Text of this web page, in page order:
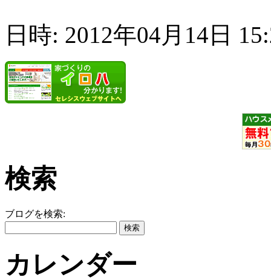
日時: 2012年04月14日
検索
ブログを検索:
カレンダー